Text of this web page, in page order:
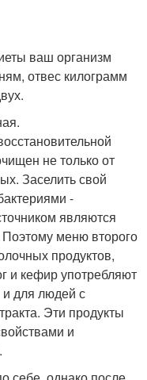
ваш организм
отвес килограмм
не только от
Заселить свой
-
являются
меню второго
продуктов,
и кефир употребляют
и для людей с
Эти продукты
и